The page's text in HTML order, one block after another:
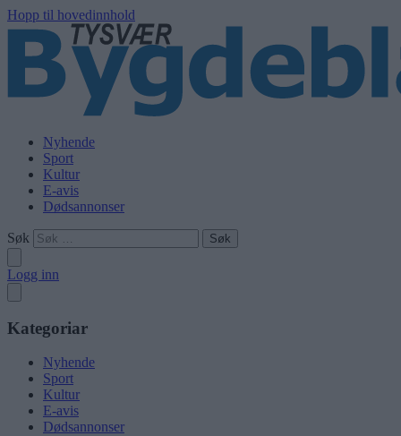
Hopp til hovedinnhold
Nyhende
Sport
Kultur
E-avis
Dødsannonser
Søk
Logg inn
Kategoriar
Nyhende
Sport
Kultur
E-avis
Dødsannonser